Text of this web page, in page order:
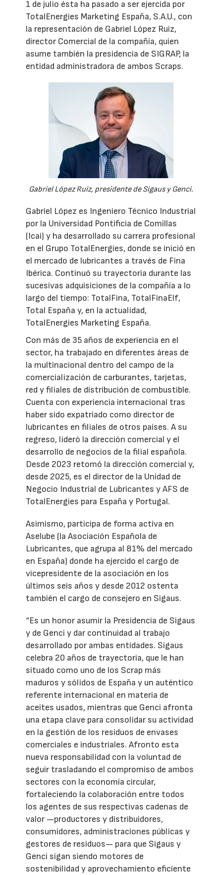
1 de julio ésta ha pasado a ser ejercida por
TotalEnergies Marketing España, S.A.U., con
la representación de Gabriel López Ruiz,
director Comercial de la compañía, quien
asume también la presidencia de SIGRAP, la
entidad administradora de ambos Scraps.
Gabriel López Ruiz, presidente de Sigaus y Genci.
Gabriel López es Ingeniero Técnico Industrial
por la Universidad Pontificia de Comillas
(Icai) y ha desarrollado su carrera profesional
en el Grupo TotalEnergies, donde se inició en
el mercado de lubricantes a través de Fina
Ibérica. Continuó su trayectoria durante las
sucesivas adquisiciones de la compañía a lo
largo del tiempo: TotalFina, TotalFinaElf,
Total España y, en la actualidad,
TotalEnergies Marketing España.
Con más de 35 años de experiencia en el
sector, ha trabajado en diferentes áreas de
la multinacional dentro del campo de la
comercialización de carburantes, tarjetas,
red y filiales de distribución de combustible.
Cuenta con experiencia internacional tras
haber sido expatriado como director de
lubricantes en filiales de otros países. A su
regreso, lideró la dirección comercial y el
desarrollo de negocios de la filial española.
Desde 2023 retomó la dirección comercial y,
desde 2025, es el director de la Unidad de
Negocio Industrial de Lubricantes y AFS de
TotalEnergies para España y Portugal.
Asimismo, participa de forma activa en
Aselube (la Asociación Española de
Lubricantes, que agrupa al 81% del mercado
en España) donde ha ejercido el cargo de
vicepresidente de la asociación en los
últimos seis años y desde 2012 ostenta
también el cargo de consejero en Sigaus.
“Es un honor asumir la Presidencia de Sigaus
y de Genci y dar continuidad al trabajo
desarrollado por ambas entidades. Sigaus
celebra 20 años de trayectoria, que le han
situado como uno de los Scrap más
maduros y sólidos de España y un auténtico
referente internacional en materia de
aceites usados, mientras que Genci afronta
una etapa clave para consolidar su actividad
en la gestión de los residuos de envases
comerciales e industriales. Afronto esta
nueva responsabilidad con la voluntad de
seguir trasladando el compromiso de ambos
sectores con la economía circular,
fortaleciendo la colaboración entre todos
los agentes de sus respectivas cadenas de
valor —productores y distribuidores,
consumidores, administraciones públicas y
gestores de residuos— para que Sigaus y
Genci sigan siendo motores de
sostenibilidad y aprovechamiento eficiente